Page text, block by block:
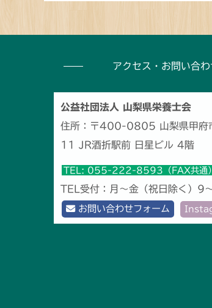
アクセス・お問い合わ
公益社団法人 山梨県栄養士会
住所：〒400-0805 山梨県甲府
11 JR酒折駅前 日星ビル 4階
TEL: 055-222-8593（FAX共通）
TEL受付：月～金（祝日除く）9
お問い合わせフォーム